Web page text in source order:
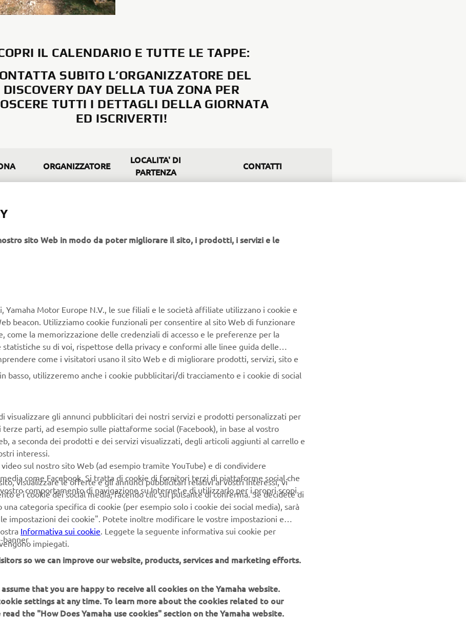
IL CALENDARIO E TUTTE LE TAPPE:
SUBITO L’ORGANIZZATORE DEL
DISCOVERY DAY DELLA TUA ZONA PER
TUTTI I DETTAGLI DELLA GIORNATA
ED ISCRIVERTI!
ORGANIZZATORE
LOCALITA' DI
PARTENZA
CONTATTI
Partner Tecnico
TOM 42
O., 2 - 19136 La
Spezia (SP)
info@tom42.it
📞 334 2920150
Partner Tecnico
Sede Val di
Lima Off Road:
Livizzano San
Lucca
info@valdilimaoffroad.com
Partner Tecnico
CASA TRAM
tramellialessandro@gmail.com
sito Web in modo da poter migliorare il sito, i prodotti, i servizi e le
Motor Europe N.V., le sue filiali e le società affiliate utilizzano i cookie e
beacon. Utilizziamo cookie funzionali per consentire al sito Web di funzionare
la memorizzazione delle credenziali di accesso e le preferenze per la
su di voi, rispettose della privacy e conformi alle linee guida delle
come i visitatori usano il sito Web e di migliorare prodotti, servizi, sito e
utilizzeremo anche i cookie pubblicitari/di tracciamento e i cookie di social
visualizzare gli annunci pubblicitari dei nostri servizi e prodotti personalizzati per
parti, ad esempio sulle piattaforme social (Facebook), in base al vostro
a seconda dei prodotti e dei servizi visualizzati, degli articoli aggiunti al carrello e
interessi.
sul nostro sito Web (ad esempio tramite YouTube) e di condividere
come Facebook. Si tratta di cookie di fornitori terzi di piattaforme social che
comportamento di navigazione su Internet e di utilizzarlo per i propri scopi.
visualizzare le offerte e gli annunci pubblicitari relativi ai vostri interessi, vi
e i cookie dei social media, facendo clic sul pulsante di conferma. Se decidete di
categoria specifica di cookie (per esempio solo i cookie dei social media), sarà
impostazioni dei cookie". Potete inoltre modificare le vostre impostazioni e
Informativa sui cookie. Leggete la seguente informativa sui cookie per
impiegati.
banner
so we can improve our website, products, services and marketing efforts.
that you are happy to receive all cookies on the Yamaha website.
settings at any time. To learn more about the cookies related to our
the "How Does Yamaha use cookies" section on the Yamaha website.